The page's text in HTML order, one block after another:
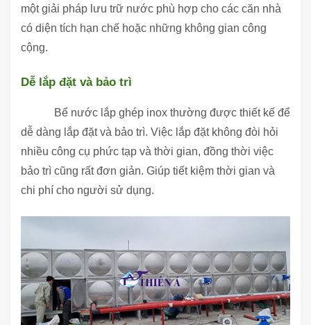
một giải pháp lưu trữ nước phù hợp cho các căn nhà
có diện tích hạn chế hoặc những không gian công
cộng.
Dễ lắp đặt và bảo trì
Bể nước lắp ghép inox thường được thiết kế để
dễ dàng lắp đặt và bảo trì. Việc lắp đặt không đòi hỏi
nhiều công cụ phức tạp và thời gian, đồng thời việc
bảo trì cũng rất đơn giản. Giúp tiết kiệm thời gian và
chi phí cho người sử dụng.